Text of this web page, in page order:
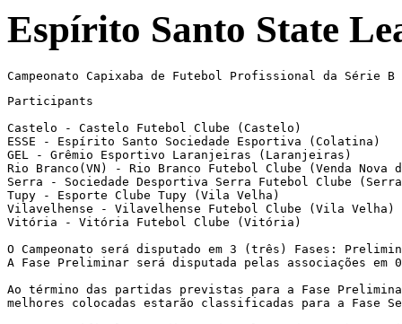
Espírito Santo State
Participants
Castelo - Castelo Futebol Clube (Castelo)
ESSE - Espírito Santo Sociedade Esportiva (Colatina)
GEL - Grêmio Esportivo Laranjeiras (Laranjeiras)
Rio Branco(VN) - Rio Branco Futebol Clube (Venda Nova
Serra - Sociedade Desportiva Serra Futebol Clube
Tupy - Esporte Clube Tupy (Vila Velha)
Vilavelhense - Vilavelhense Futebol Clube (Vila Velha)
Vitória - Vitória Futebol Clube (Vitória)
O Campeonato será disputado em 3 (três) Fases:
A Fase Preliminar será disputada pelas associações
Ao término das partidas previstas para a Fase
melhores colocadas estarão classificadas para a Fase